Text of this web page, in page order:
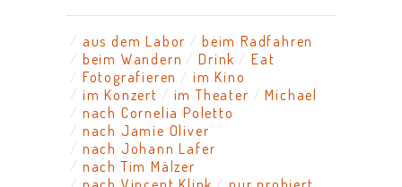
aus dem Labor
beim Radfahren
beim Wandern
Drink
Eat
Fotografieren
im Kino
im Konzert
im Theater
Michael
nach Cornelia Poletto
nach Jamie Oliver
nach Johann Lafer
nach Tim Mälzer